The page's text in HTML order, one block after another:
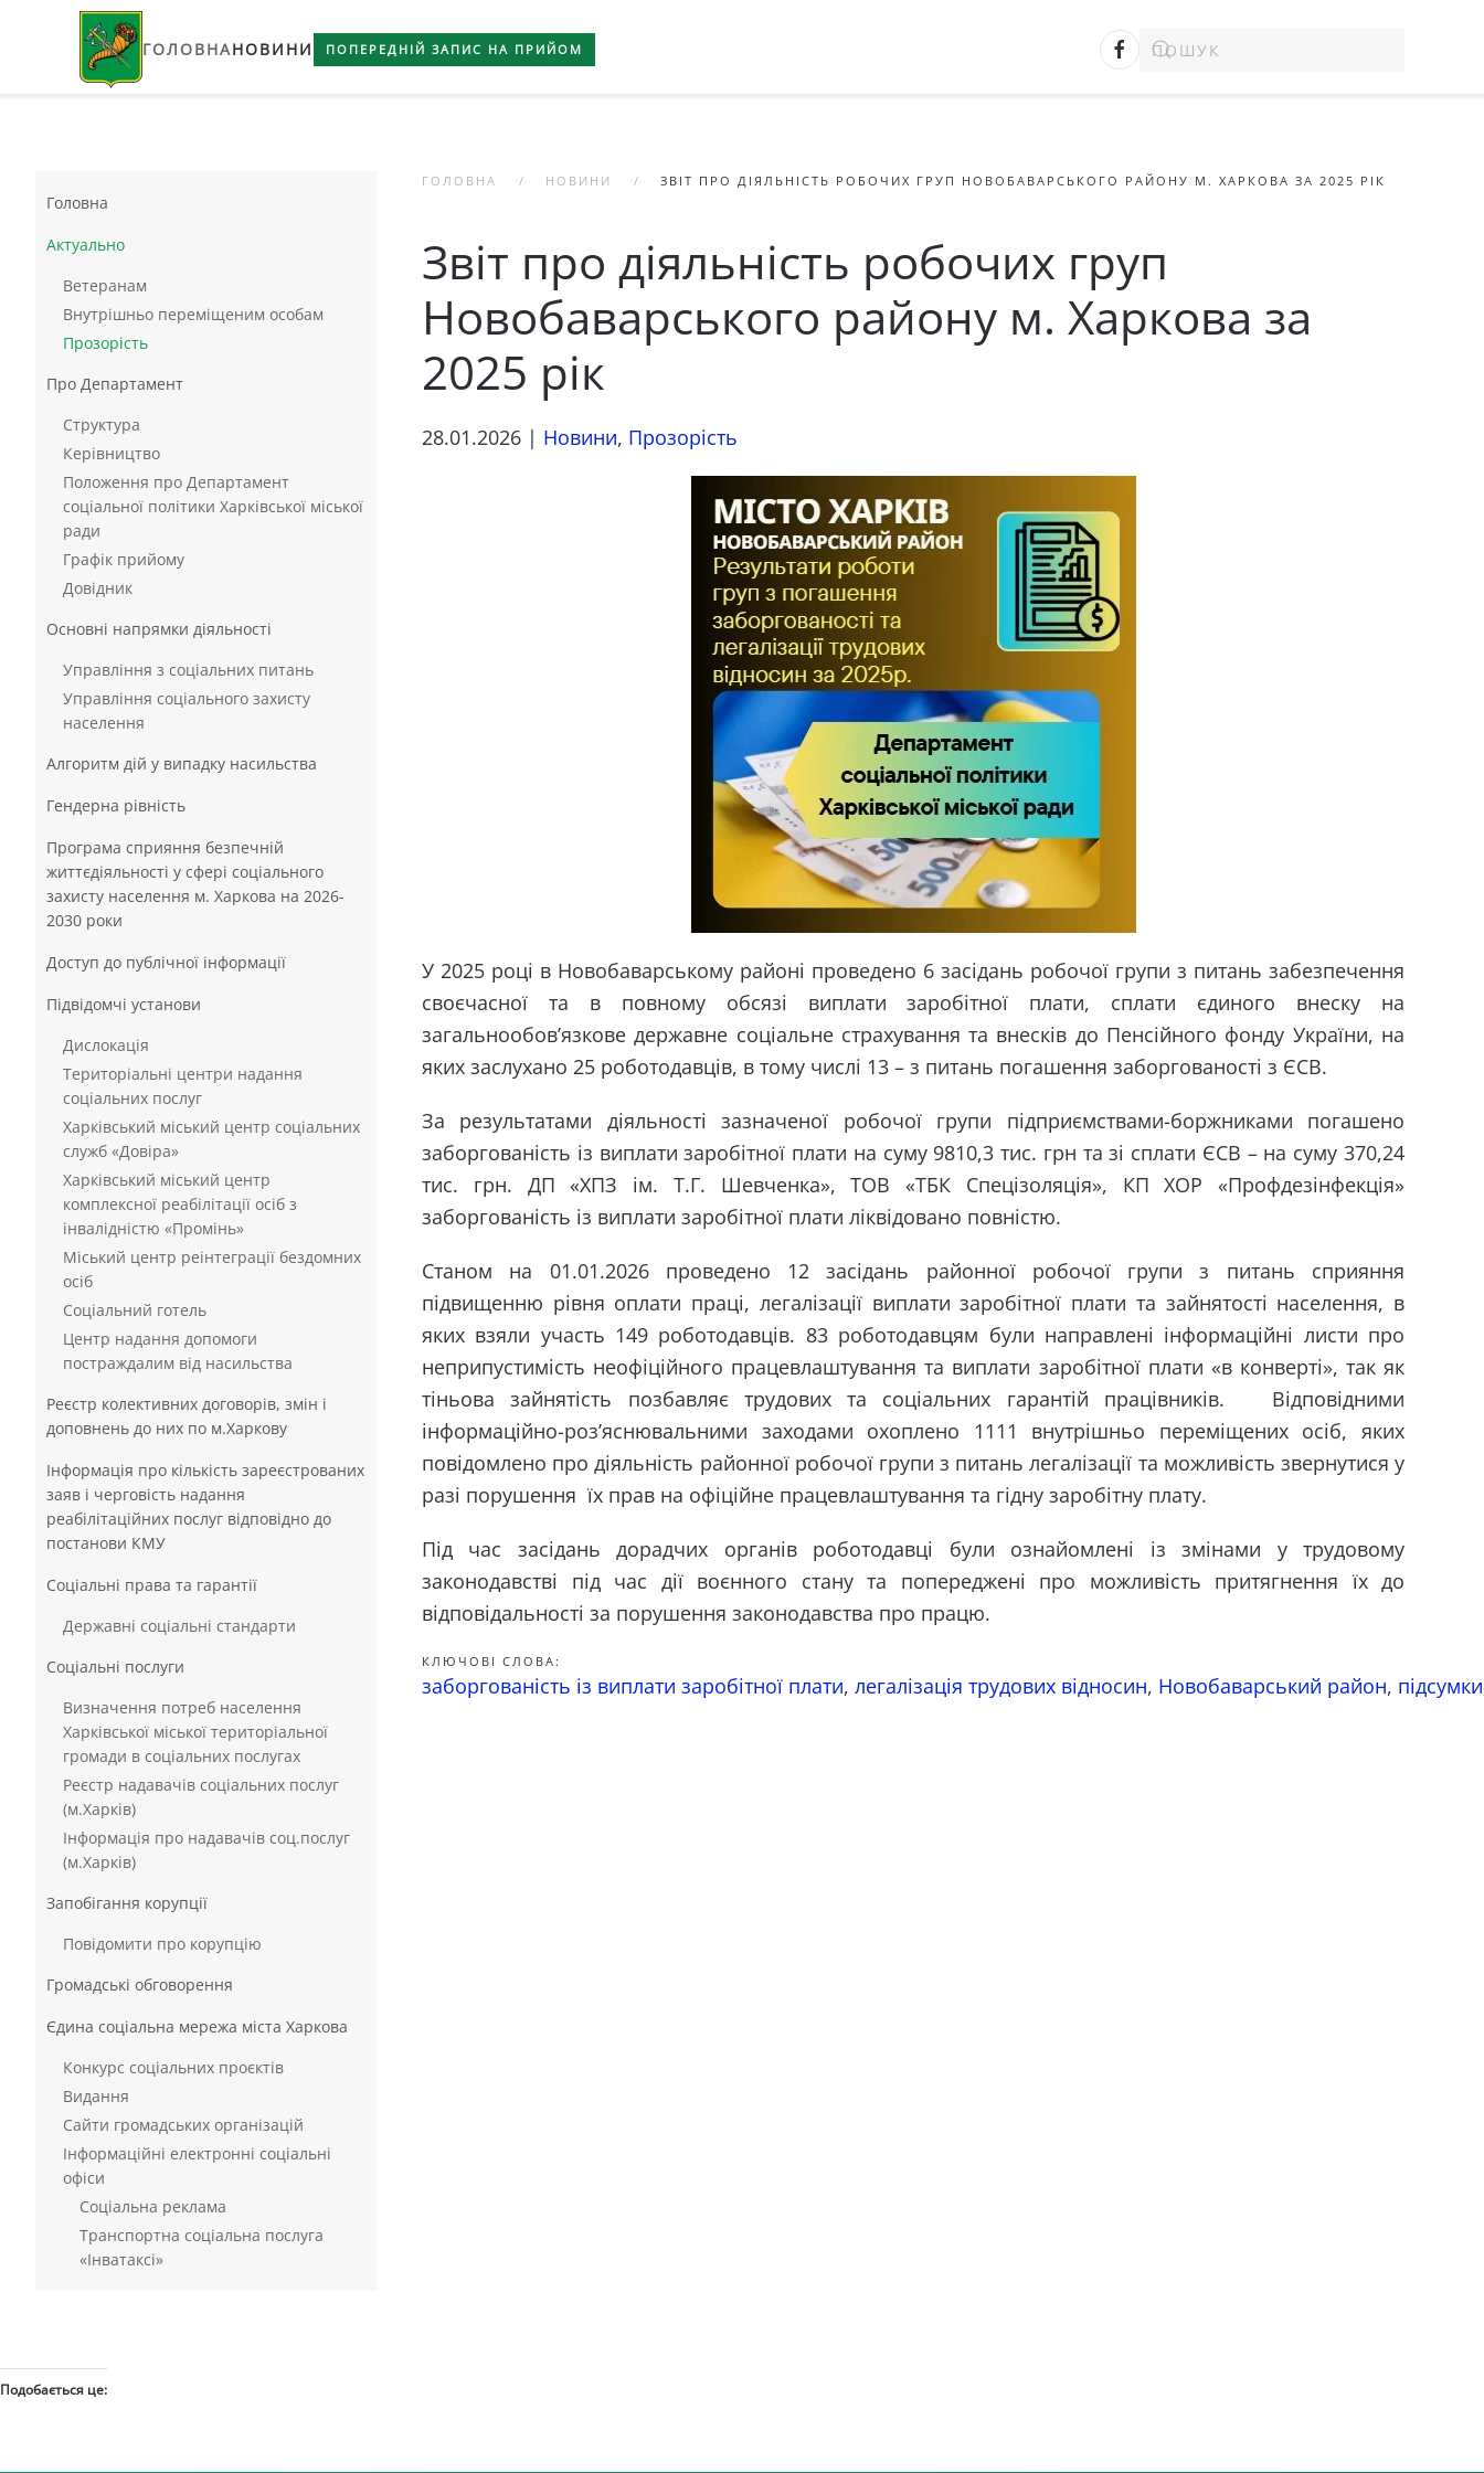
Skip to main content
ГОЛОВНАНОВИНИ ПОПЕРЕДНІЙ ЗАПИС НА ПРИЙОМ
Головна
Актуально
Ветеранам
Внутрішньо переміщеним особам
Прозорість
Про Департамент
Структура
Керівництво
Положення про Департамент
соціальної політики Харківської міської
ради
Графік прийому
Довідник
Основні напрямки діяльності
Управління з соціальних питань
Управління соціального захисту
населення
Алгоритм дій у випадку насильства
Гендерна рівність
Програма сприяння безпечній
життєдіяльності у сфері соціального
захисту населення м. Харкова на 2026-
2030 роки
Доступ до публічної інформації
Підвідомчі установи
Дислокація
Територіальні центри надання
соціальних послуг
Харківський міський центр соціальних
служб «Довіра»
Харківський міський центр
комплексної реабілітації осіб з
інвалідністю «Промінь»
Міський центр реінтеграції бездомних
осіб
Соціальний готель
Центр надання допомоги
постраждалим від насильства
Реєстр колективних договорів, змін і
доповнень до них по м.Харкову
Інформація про кількість зареєстрованих
заяв і черговість надання
реабілітаційних послуг відповідно до
постанови КМУ
Соціальні права та гарантії
Державні соціальні стандарти
Соціальні послуги
Визначення потреб населення
Харківської міської територіальної
громади в соціальних послугах
Реєстр надавачів соціальних послуг
(м.Харків)
Інформація про надавачів соц.послуг
(м.Харків)
Запобігання корупції
Повідомити про корупцію
Громадські обговорення
Єдина соціальна мережа міста Харкова
Конкурс соціальних проєктів
Видання
Сайти громадських організацій
Інформаційні електронні соціальні
офіси
Соціальна реклама
Транспортна соціальна послуга
«Інватаксі»
ГОЛОВНА НОВИНИ ЗВІТ ПРО ДІЯЛЬНІСТЬ РОБОЧИХ ГРУП НОВОБАВАРСЬКОГО РАЙОНУ М. ХАРКОВА ЗА 2025 РІК
Звіт про діяльність робочих груп
Новобаварського району м. Харкова за
2025 рік
28.01.2026 | Новини, Прозорість
У 2025 році в Новобаварському районі проведено 6 засідань робочої групи з питань забезпечення
своєчасної та в повному обсязі виплати заробітної плати, сплати єдиного внеску на
загальнообов’язкове державне соціальне страхування та внесків до Пенсійного фонду України, на
яких заслухано 25 роботодавців, в тому числі 13 – з питань погашення заборгованості з ЄСВ.
За результатами діяльності зазначеної робочої групи підприємствами-боржниками погашено
заборгованість із виплати заробітної плати на суму 9810,3 тис. грн та зі сплати ЄСВ – на суму 370,24
тис. грн. ДП «ХПЗ ім. Т.Г. Шевченка», ТОВ «ТБК Спецізоляція», КП ХОР «Профдезінфекція»
заборгованість із виплати заробітної плати ліквідовано повністю.
Станом на 01.01.2026 проведено 12 засідань районної робочої групи з питань сприяння
підвищенню рівня оплати праці, легалізації виплати заробітної плати та зайнятості населення, в
яких взяли участь 149 роботодавців. 83 роботодавцям були направлені інформаційні листи про
неприпустимість неофіційного працевлаштування та виплати заробітної плати «в конверті», так як
тіньова зайнятість позбавляє трудових та соціальних гарантій працівників. Відповідними
інформаційно-роз’яснювальними заходами охоплено 1111 внутрішньо переміщених осіб, яких
повідомлено про діяльність районної робочої групи з питань легалізації та можливість звернутися у
разі порушення їх прав на офіційне працевлаштування та гідну заробітну плату.
Під час засідань дорадчих органів роботодавці були ознайомлені із змінами у трудовому
законодавстві під час дії воєнного стану та попереджені про можливість притягнення їх до
відповідальності за порушення законодавства про працю.
КЛЮЧОВІ СЛОВА:
заборгованість із виплати заробітної плати, легалізація трудових відносин, Новобаварський район, підсумки
Подобається це: